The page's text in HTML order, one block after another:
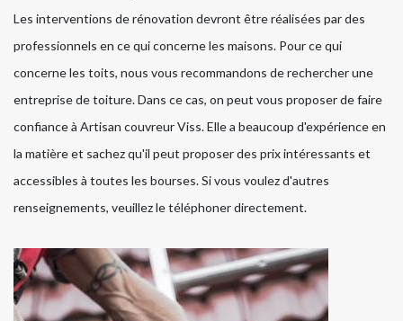
Les interventions de rénovation devront être réalisées par des
professionnels en ce qui concerne les maisons. Pour ce qui
concerne les toits, nous vous recommandons de rechercher une
entreprise de toiture. Dans ce cas, on peut vous proposer de faire
confiance à Artisan couvreur Viss. Elle a beaucoup d'expérience en
la matière et sachez qu'il peut proposer des prix intéressants et
accessibles à toutes les bourses. Si vous voulez d'autres
renseignements, veuillez le téléphoner directement.